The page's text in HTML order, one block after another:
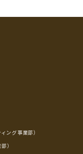
ング事業部）
）